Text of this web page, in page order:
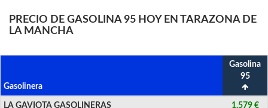
PRECIO DE GASOLINA 95 HOY EN TARAZONA DE
LA MANCHA
Gasolinera
Gasolina
95
LA GAVIOTA GASOLINERAS 1,579 €